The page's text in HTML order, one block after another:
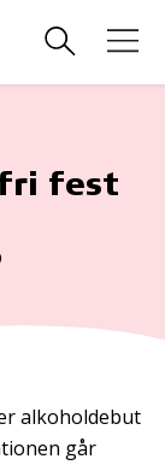
fest
alkoholdebut
går